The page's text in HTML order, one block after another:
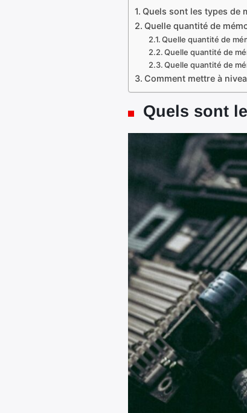
Quels sont les types de
Quelle quantité de
Quelle quantité de
Quelle quantité de
Quelle quantité de
Comment mettre à
Quels sont